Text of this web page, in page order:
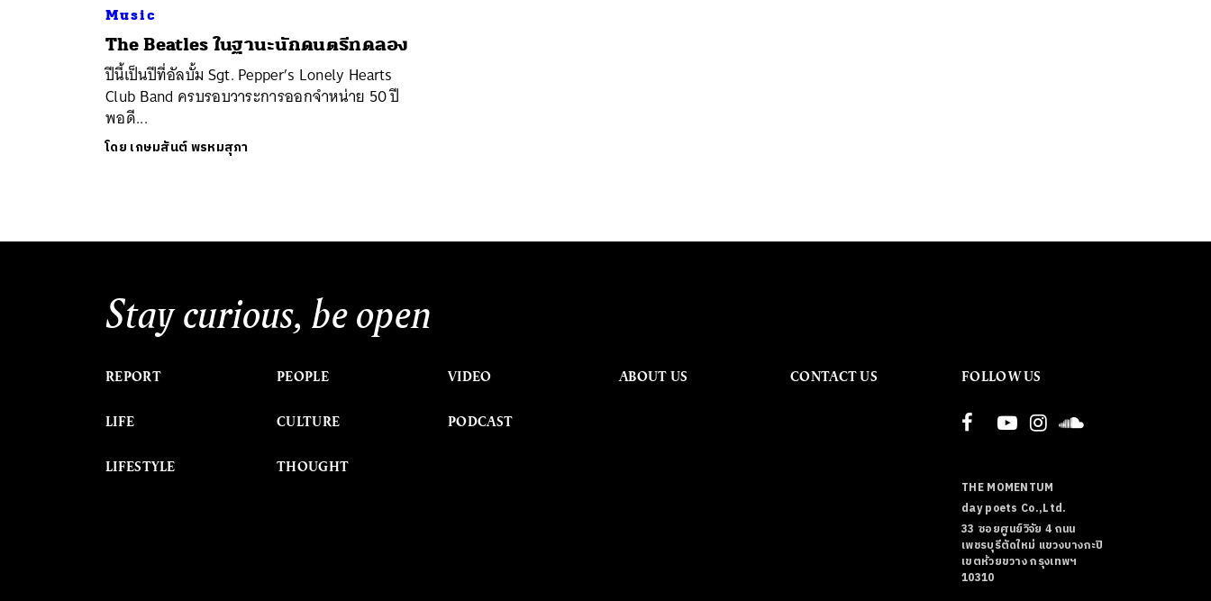
Music
The Beatles ในฐานะนักดนตรีทดลอง
ปีนี้เป็นปีที่อัลบั้ม Sgt. Pepper’s Lonely Hearts
Club Band ครบรอบวาระการออกจำหน่าย 50 ปี
พอดี...
โดย เกษมสันต์ พรหมสุภา
Stay curious, be open
REPORT
LIFE
LIFESTYLE
PEOPLE
CULTURE
THOUGHT
VIDEO
PODCAST
ABOUT US CONTACT US FOLLOW US
THE MOMENTUM
day poets Co.,Ltd.
33 ซอยศูนย์วิจัย 4 ถนน
เพชรบุรีตัดใหม่ แขวงบางกะปิ
เขตห้วยขวาง กรุงเทพฯ
10310